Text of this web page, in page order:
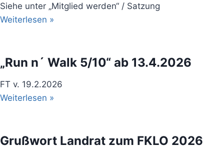
Siehe unter „Mitglied werden“ / Satzung
Weiterlesen »
„Run n´ Walk 5/10“ ab 13.4.2026
FT v. 19.2.2026
Weiterlesen »
Grußwort Landrat zum FKLO 2026